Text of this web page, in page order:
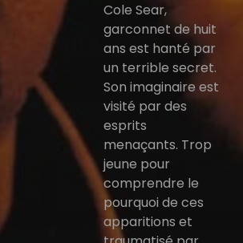
Cole Sear,
garconnet de huit
ans est hanté par
un terrible secret.
Son imaginaire est
visité par des
esprits
menaçants. Trop
jeune pour
comprendre le
pourquoi de ces
apparitions et